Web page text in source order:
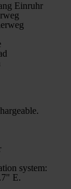
Einruhr
system:
E.